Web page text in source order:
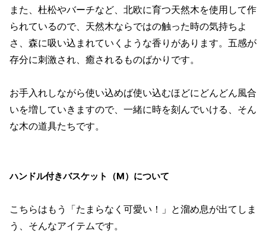
また、杜松やバーチなど、北欧に育つ天然木を使用して作
られているので、天然木ならではの触った時の気持ちよ
さ、森に吸い込まれていくような香りがあります。五感が
存分に刺激され、癒されるものばかりです。
お手入れしながら使い込めば使い込むほどにどんどん風合
いを増していきますので、一緒に時を刻んでいける、そん
な木の道具たちです。
ハンドル付きバスケット（M）について
こちらはもう「たまらなく可愛い！」と溜め息が出てしま
う、そんなアイテムです。